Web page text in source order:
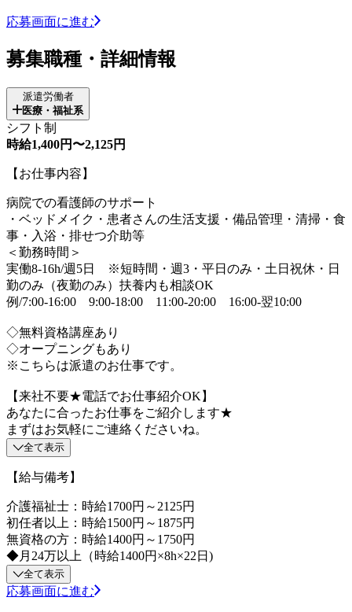
応募画面に進む
募集職種・詳細情報
派遣労働者
医療・福祉系
シフト制
時給1,400円〜2,125円
【お仕事内容】
病院での看護師のサポート
・ベッドメイク・患者さんの生活支援・備品管理・清掃・食
事・入浴・排せつ介助等
＜勤務時間＞
実働8-16h/週5日 ※短時間・週3・平日のみ・土日祝休・日
勤のみ（夜勤のみ）扶養内も相談OK
例/7:00-16:00 9:00-18:00 11:00-20:00 16:00-翌10:00
◇無料資格講座あり
◇オープニングもあり
※こちらは派遣のお仕事です。
【来社不要★電話でお仕事紹介OK】
あなたに合ったお仕事をご紹介します★
まずはお気軽にご連絡くださいね。
全て表示
【給与備考】
介護福祉士：時給1700円～2125円
初任者以上：時給1500円～1875円
無資格の方：時給1400円～1750円
◆月24万以上（時給1400円×8h×22日)
全て表示
応募画面に進む